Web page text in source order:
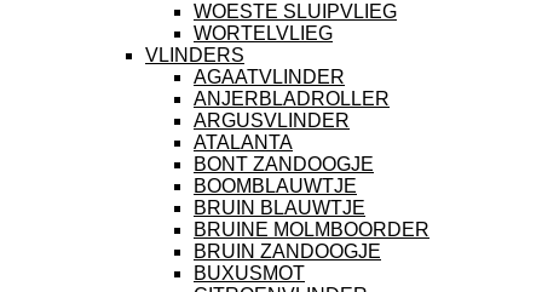
WOESTE SLUIPVLIEG
WORTELVLIEG
VLINDERS
AGAATVLINDER
ANJERBLADROLLER
ARGUSVLINDER
ATALANTA
BONT ZANDOOGJE
BOOMBLAUWTJE
BRUIN BLAUWTJE
BRUINE MOLMBOORDER
BRUIN ZANDOOGJE
BUXUSMOT